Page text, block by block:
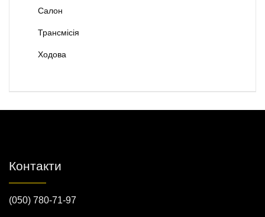
Салон
Трансмісія
Ходова
Контакти
(050) 780-71-97